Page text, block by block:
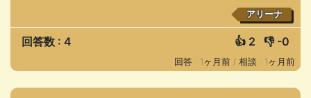
アリーナ
回答数 : 4 👍 2 👎 -0
回答 : 1ヶ月前 / 相談 : 1ヶ月前